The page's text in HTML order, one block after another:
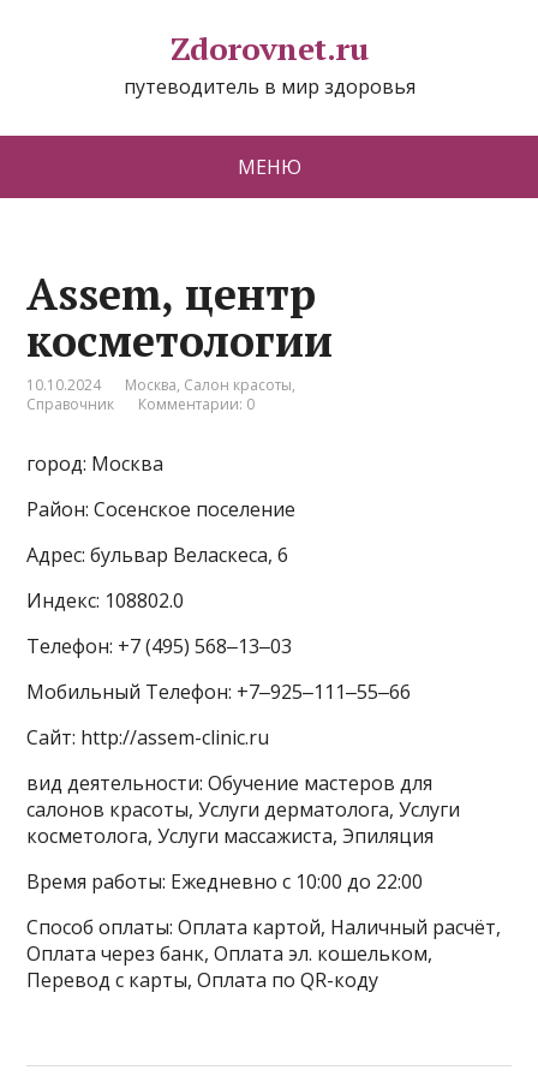
Zdorovnet.ru
путеводитель в мир здоровья
МЕНЮ
Assem, центр
косметологии
10.10.2024 Москва, Салон красоты,
Справочник
Комментарии: 0
город: Москва
Район: Сосенское поселение
Адрес: бульвар Веласкеса, 6
Индекс: 108802.0
Телефон: +7 (495) 568‒13‒03
Мобильный Телефон: +7‒925‒111‒55‒66
Сайт: http://assem-clinic.ru
вид деятельности: Обучение мастеров для
салонов красоты, Услуги дерматолога, Услуги
косметолога, Услуги массажиста, Эпиляция
Время работы: Ежедневно с 10:00 до 22:00
Способ оплаты: Оплата картой, Наличный расчёт,
Оплата через банк, Оплата эл. кошельком,
Перевод с карты, Оплата по QR-коду